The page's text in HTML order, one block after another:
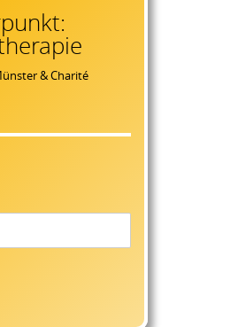
& Charité